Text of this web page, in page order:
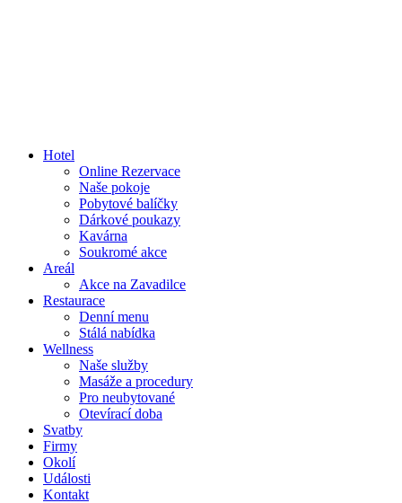
Hotel
Online Rezervace
Naše pokoje
Pobytové balíčky
Dárkové poukazy
Kavárna
Soukromé akce
Areál
Akce na Zavadilce
Restaurace
Denní menu
Stálá nabídka
Wellness
Naše služby
Masáže a procedury
Pro neubytované
Otevírací doba
Svatby
Firmy
Okolí
Události
Kontakt